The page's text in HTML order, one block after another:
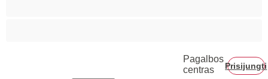
Pagalbos
centras
Prisijungti